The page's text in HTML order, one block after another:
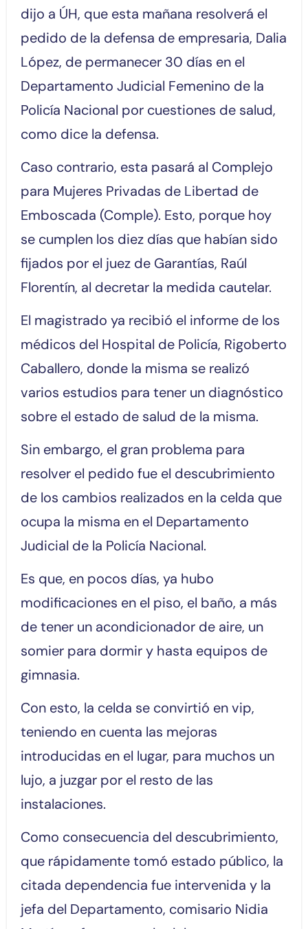
dijo a ÚH, que esta mañana resolverá el
pedido de la defensa de empresaria, Dalia
López, de permanecer 30 días en el
Departamento Judicial Femenino de la
Policía Nacional por cuestiones de salud,
como dice la defensa.
Caso contrario, esta pasará al Complejo
para Mujeres Privadas de Libertad de
Emboscada (Comple). Esto, porque hoy
se cumplen los diez días que habían sido
fijados por el juez de Garantías, Raúl
Florentín, al decretar la medida cautelar.
El magistrado ya recibió el informe de los
médicos del Hospital de Policía, Rigoberto
Caballero, donde la misma se realizó
varios estudios para tener un diagnóstico
sobre el estado de salud de la misma.
Sin embargo, el gran problema para
resolver el pedido fue el descubrimiento
de los cambios realizados en la celda que
ocupa la misma en el Departamento
Judicial de la Policía Nacional.
Es que, en pocos días, ya hubo
modificaciones en el piso, el baño, a más
de tener un acondicionador de aire, un
somier para dormir y hasta equipos de
gimnasia.
Con esto, la celda se convirtió en vip,
teniendo en cuenta las mejoras
introducidas en el lugar, para muchos un
lujo, a juzgar por el resto de las
instalaciones.
Como consecuencia del descubrimiento,
que rápidamente tomó estado público, la
citada dependencia fue intervenida y la
jefa del Departamento, comisario Nidia